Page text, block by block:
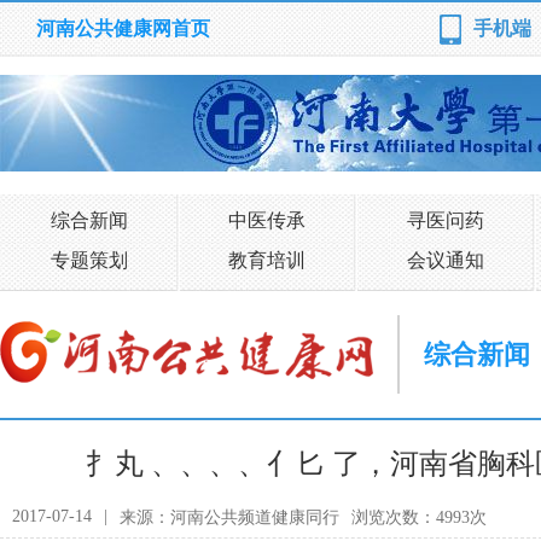
河南公共健康网首页 手机端
综合新闻 中医传承
寻医问药
专题策划
教育培训 会议通知
综合新闻
扌丸 、、、、亻匕 了，河南省胸
2017-07-14 来源：河南公共频道健康同行 浏览次数：4993次